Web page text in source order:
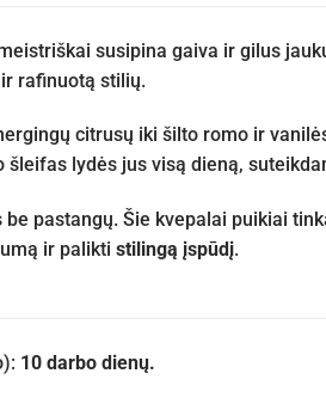
susipina gaiva ir gilus
ir rafinuotą stilių.
citrusų iki šilto romo ir
lydės jus visą dieną,
pastangų. Šie kvepalai puikiai
ir palikti stilingą įspūdį.
10 darbo dienų.